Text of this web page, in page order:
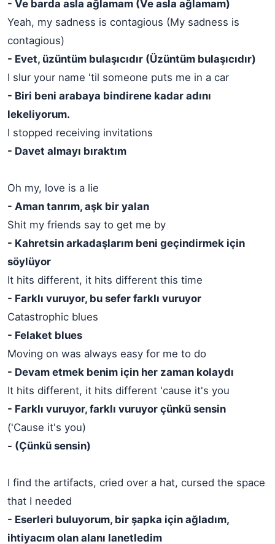
- Ve barda asla ağlamam (Ve asla ağlamam)
Yeah, my sadness is contagious (My sadness is
contagious)
- Evet, üzüntüm bulaşıcıdır (Üzüntüm bulaşıcıdır)
I slur your name 'til someone puts me in a car
- Biri beni arabaya bindirene kadar adını
lekeliyorum.
I stopped receiving invitations
- Davet almayı bıraktım
Oh my, love is a lie
- Aman tanrım, aşk bir yalan
Shit my friends say to get me by
- Kahretsin arkadaşlarım beni geçindirmek için
söylüyor
It hits different, it hits different this time
- Farklı vuruyor, bu sefer farklı vuruyor
Catastrophic blues
- Felaket blues
Moving on was always easy for me to do
- Devam etmek benim için her zaman kolaydı
It hits different, it hits different 'cause it's you
- Farklı vuruyor, farklı vuruyor çünkü sensin
('Cause it's you)
- (Çünkü sensin)
I find the artifacts, cried over a hat, cursed the space
that I needed
- Eserleri buluyorum, bir şapka için ağladım,
ihtiyacım olan alanı lanetledim